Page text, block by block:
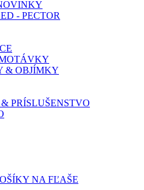
- PECTOR
& OBJÍMKY
PRÍSLUŠENSTVO
NA FĽAŠE